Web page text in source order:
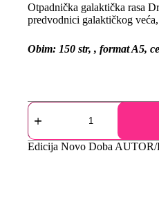
Otpadnička galaktička rasa
predvodnici galaktičkog
Obim: 150 str, , format A5,
Edicija Novo Doba